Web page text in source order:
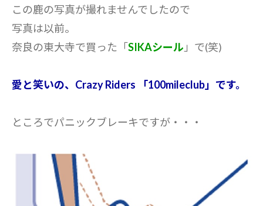
この鹿の写真が撮れませんでしたので
写真は以前。
奈良の東大寺で買った「SIKAシール 」で(笑)
愛と笑いの、Crazy Riders 「100mileclub」です。
ところでパニックブレーキですが・・・